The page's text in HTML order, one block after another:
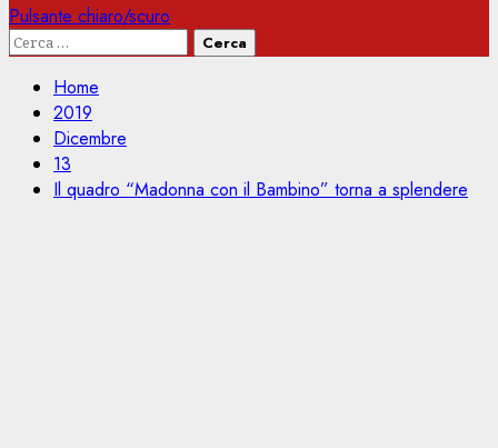
Pulsante chiaro/scuro
Ricerca
Home
2019
Dicembre
13
Il quadro “Madonna con il Bambino” torna a splendere